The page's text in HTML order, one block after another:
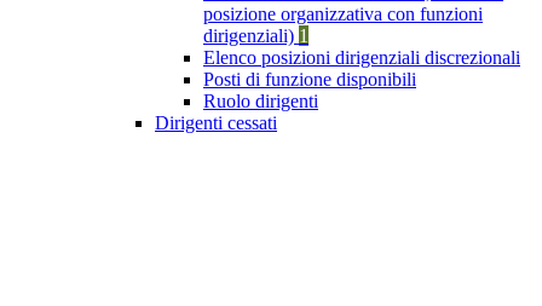
posizione organizzativa con funzioni
dirigenziali) 1
Elenco posizioni dirigenziali discrezionali
Posti di funzione disponibili
Ruolo dirigenti
Dirigenti cessati